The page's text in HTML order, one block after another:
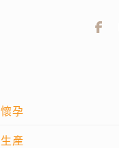
懷孕
生產